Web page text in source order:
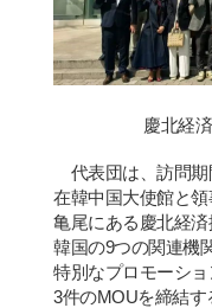
慶北経済
代表団は、訪問期
在韓中国大使館と領
亀 尾にある慶北経済
韓国の9つの関連機
特別なプロモーショ
3件のMOUを締結す